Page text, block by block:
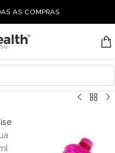
AS COMPRAS